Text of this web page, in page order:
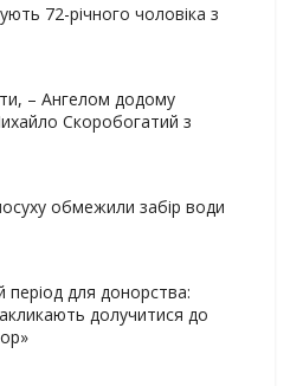
72-річного чоловіка з
– Ангелом додому
Скоробогатий з
обмежили забір води
для донорства:
долучитися до